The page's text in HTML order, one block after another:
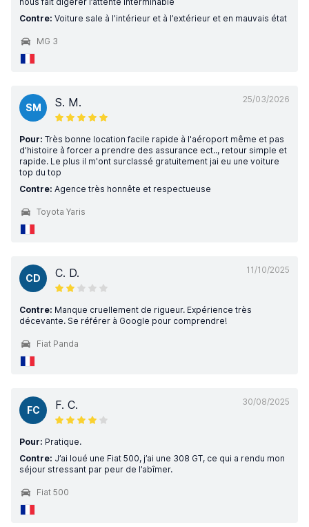
Contre: Voiture sale à l’intérieur et à l’extérieur et en mauvais état
MG 3
25/03/2026
SM S. M.
Pour: Très bonne location facile rapide à l'aéroport même et pas
d'histoire à forcer a prendre des assurance ect.., retour simple et
rapide. Le plus il m'ont surclassé gratuitement jai eu une voiture
top du top
Contre: Agence très honnête et respectueuse
Toyota Yaris
11/10/2025
CD C. D.
Contre: Manque cruellement de rigueur. Expérience très
décevante. Se référer à Google pour comprendre!
Fiat Panda
30/08/2025
FC F. C.
Pour: Pratique.
Contre: J’ai loué une Fiat 500, j’ai une 308 GT, ce qui a rendu mon
séjour stressant par peur de l’abîmer.
Fiat 500